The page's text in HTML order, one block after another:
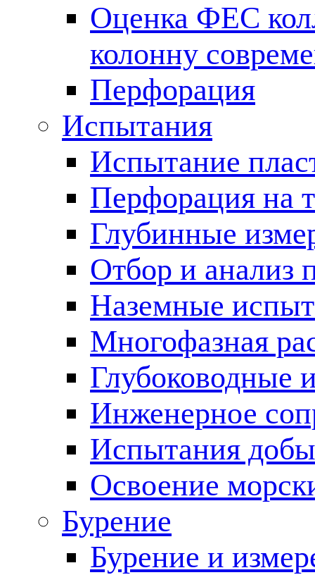
Оценка ФЕС
колонну
Перфорация
Испытания
Испытание
Перфорация на
Глубинные
Отбор и анализ
Наземные
Многофазная
Глубоководные
Инженерное
Испытания
Освоение
Бурение
Бурение и